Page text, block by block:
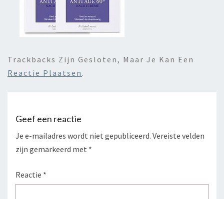
Trackbacks Zijn Gesloten, Maar Je Kan Een
Reactie Plaatsen .
Geef een reactie
Je e-mailadres wordt niet gepubliceerd. Vereiste velden
zijn gemarkeerd met *
Reactie *